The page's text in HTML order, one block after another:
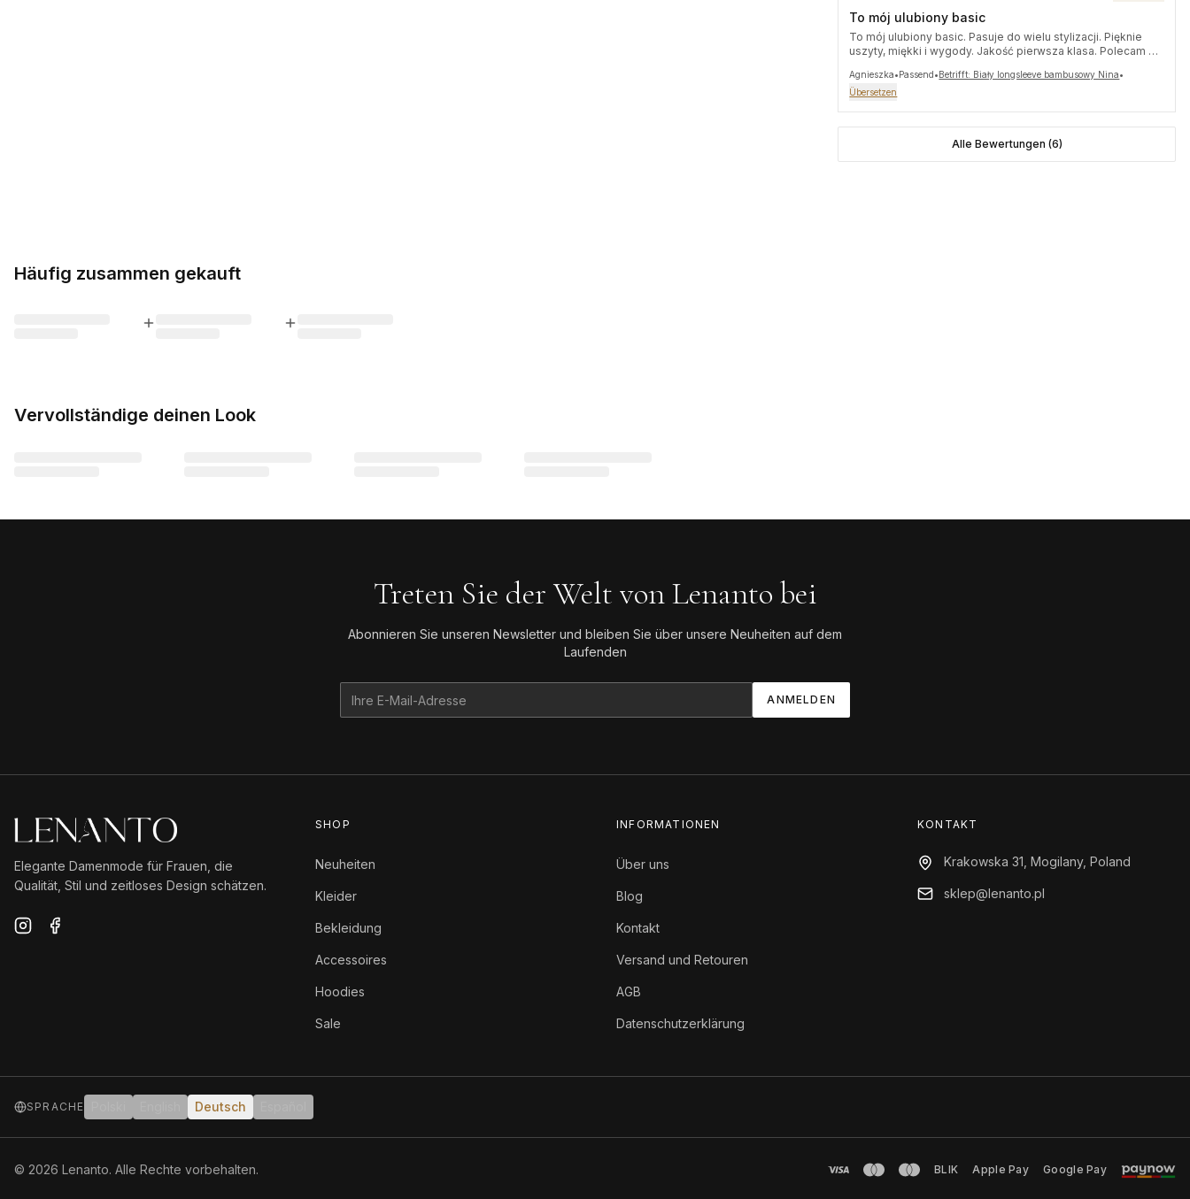
To mój ulubiony basic
To mój ulubiony basic. Pasuje do wielu stylizacji. Pięknie
uszyty, miękki i wygody. Jakość pierwsza klasa. Polecam z
Agnieszka•Passend•Betrifft: Biały longsleeve bambusowy Nina•
Übersetzen
Alle Bewertungen (6)
Häufig zusammen gekauft
Vervollständige deinen Look
Treten Sie der Welt von Lenanto bei
Abonnieren Sie unseren Newsletter und bleiben Sie über unsere Neuheiten auf dem
Laufenden
ANMELDEN
Elegante Damenmode für Frauen, die
Qualität, Stil und zeitloses Design schätzen.
SHOP
Neuheiten
Kleider
Bekleidung
Accessoires
Hoodies
Sale
INFORMATIONEN
Über uns
Blog
Kontakt
Versand und Retouren
AGB
Datenschutzerklärung
KONTAKT
Krakowska 31, Mogilany, Poland
sklep@lenanto.pl
SPRACHE Deutsch
© 2026 Lenanto. Alle Rechte vorbehalten. BLIK Apple Pay Google Pay